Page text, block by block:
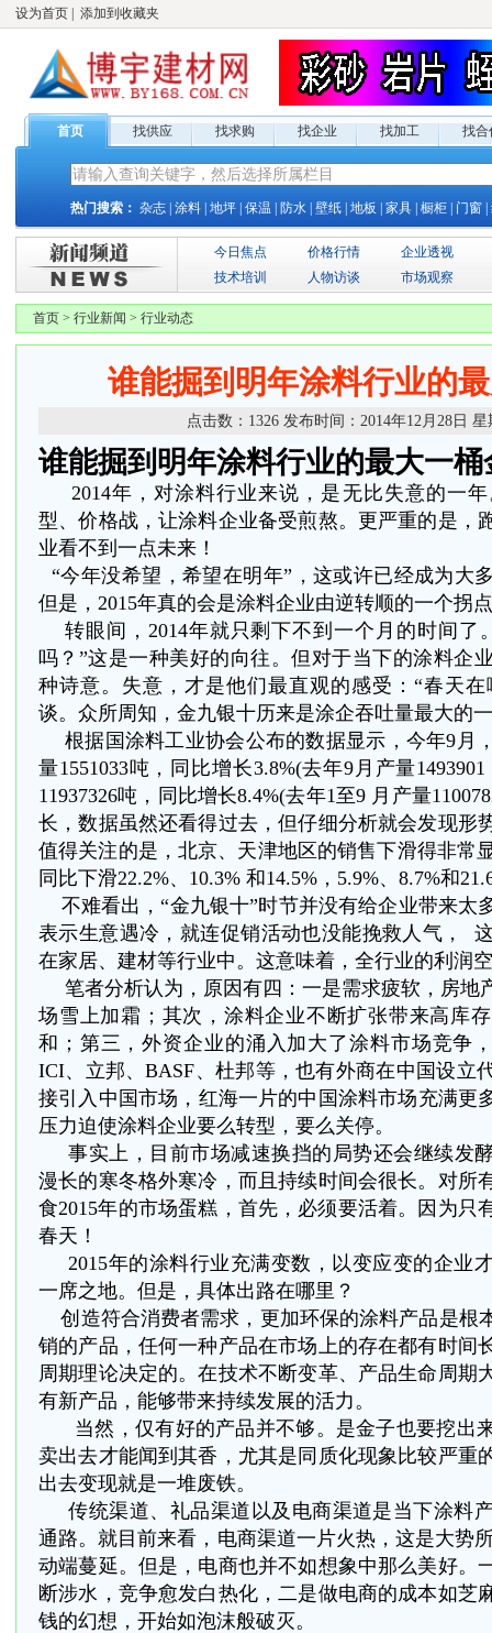
设为首页 添加到收藏夹
首页 找供应 找求购 找企业 找加工 找合
热门搜索： 杂志 涂料 地坪 保温 防水 壁纸 地板 家具 橱柜 门窗
今日焦点 价格行情
企业透视
技术培训
人物访谈 市场观察
首页 > 行业新闻 > 行业动态
谁能掘到明年涂料行业的
点击数： 1326 发布时间： 2014年12月28日 星
谁能掘到明年涂料行业的最大一桶
2014年，对涂料行业来说，是无比失意的一
型、价格战，让涂料企业备受煎熬。更严重的是，
业看不到一点未来！
“今年没希望，希望在明年”，这或许已经成为大
但是，2015年真的会是涂料企业由逆转顺的一个拐
转眼间，2014年就只剩下不到一个月的时间了
吗？”这是一种美好的向往。但对于当下的涂料企
种诗意。失意，才是他们最直观的感受：“春天在
谈。众所周知，金九银十历来是涂企吞吐量最大的
根据国涂料工业协会公布的数据显示，今年9月
量1551033吨，同比增长3.8%(去年9月产量
11937326吨，同比增长8.4%(去年1至9 月产量
长，数据虽然还看得过去，但仔细分析就会发现形
值得关注的是，北京、天津地区的销售下滑得非常
同比下滑22.2%、10.3% 和14.5%，5.9%、8.7%和
不难看出，“金九银十”时节并没有给企业带来太
表示生意遇冷，就连促销活动也没能挽救人气，
在家居、建材等行业中。这意味着，全行业的利润
笔者分析认为，原因有四：一是需求疲软，房地
场雪上加霜；其次，涂料企业不断扩张带来高库
和；第三，外资企业的涌入加大了涂料市场竞争
ICI、立邦、BASF、杜邦等，也有外商在中国设立
接引入中国市场，红海一片的中国涂料市场充满更
压力迫使涂料企业要么转型，要么关停。
事实上，目前市场减速换挡的局势还会继续发
漫长的寒冬格外寒冷，而且持续时间会很长。对所
食2015年的市场蛋糕，首先，必须要活着。因为只
春天！
2015年的涂料行业充满变数，以变应变的企业
一席之地。但是，具体出路在哪里？
创造符合消费者需求，更加环保的涂料产品是根
销的产品，任何一种产品在市场上的存在都有时间
周期理论决定的。在技术不断变革、产品生命周期
有新产品，能够带来持续发展的活力。
当然，仅有好的产品并不够。是金子也要挖出
卖出去才能闻到其香，尤其是同质化现象比较严重
出去变现就是一堆废铁。
传统渠道、礼品渠道以及电商渠道是当下涂料
通路。就目前来看，电商渠道一片火热，这是大势
动端蔓延。但是，电商也并不如想象中那么美好。
断涉水，竞争愈发白热化，二是做电商的成本如芝
钱的幻想，开始如泡沫般破灭。